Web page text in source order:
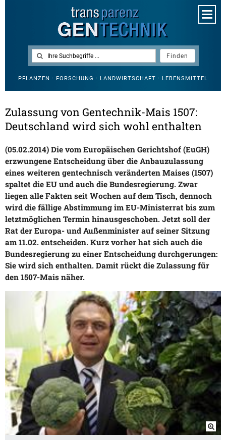
PFLANZEN · FORSCHUNG · LANDWIRTSCHAFT · LEBENSMITTEL
Zulassung von Gentechnik-Mais 1507:
Deutschland wird sich wohl enthalten
(05.02.2014) Die vom Europäischen Gerichtshof (EuGH)
erzwungene Entscheidung über die Anbauzulassung
eines weiteren gentechnisch veränderten Maises (1507)
spaltet die EU und auch die Bundesregierung. Zwar
liegen alle Fakten seit Wochen auf dem Tisch, dennoch
wird die fällige Abstimmung im EU-Ministerrat bis zum
letztmöglichen Termin hinausgeschoben. Jetzt soll der
Rat der Europa- und Außenminister auf seiner Sitzung
am 11.02. entscheiden. Kurz vorher hat sich auch die
Bundesregierung zu einer Entscheidung durchgerungen:
Sie wird sich enthalten. Damit rückt die Zulassung für
den 1507-Mais näher.